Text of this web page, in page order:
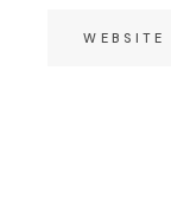
WEBSITE